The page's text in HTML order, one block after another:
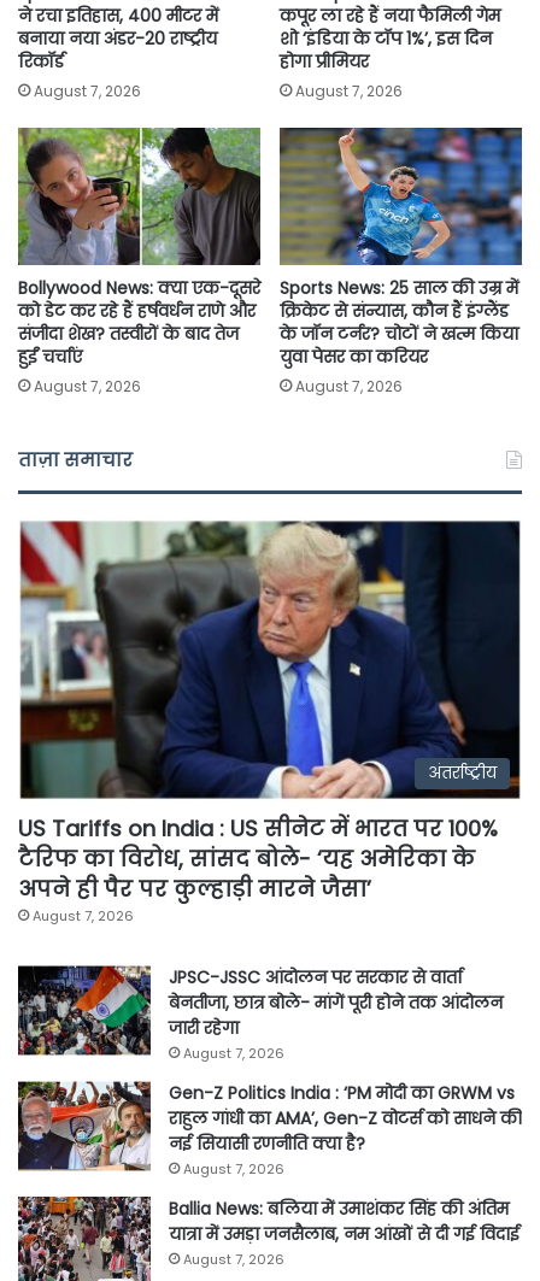
ने रचा इतिहास, 400 मीटर में
बनाया नया अंडर-20 राष्ट्रीय
रिकॉर्ड
August 7, 2026
कपूर ला रहे हैं नया फैमिली गेम
शो ‘इंडिया के टॉप 1%’, इस दिन
होगा प्रीमियर
August 7, 2026
Bollywood News: क्या एक-दूसरे
को डेट कर रहे हैं हर्षवर्धन राणे और
संजीदा शेख? तस्वीरों के बाद तेज
हुईं चर्चाएं
August 7, 2026
Sports News: 25 साल की उम्र में
क्रिकेट से संन्यास, कौन हैं इंग्लैंड
के जॉन टर्नर? चोटों ने खत्म किया
युवा पेसर का करियर
August 7, 2026
ताज़ा समाचार
अंतर्राष्ट्रीय
US Tariffs on India : US सीनेट में भारत पर 100%
टैरिफ का विरोध, सांसद बोले- ‘यह अमेरिका के
अपने ही पैर पर कुल्हाड़ी मारने जैसा’
August 7, 2026
JPSC-JSSC आंदोलन पर सरकार से वार्ता
बेनतीजा, छात्र बोले- मांगें पूरी होने तक आंदोलन
जारी रहेगा
August 7, 2026
Gen-Z Politics India : ‘PM मोदी का GRWM vs
राहुल गांधी का AMA’, Gen-Z वोटर्स को साधने की
नई सियासी रणनीति क्या है?
August 7, 2026
Ballia News: बलिया में उमाशंकर सिंह की अंतिम
यात्रा में उमड़ा जनसैलाब, नम आंखों से दी गई विदाई
August 7, 2026